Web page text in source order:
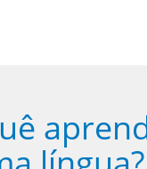
língua?